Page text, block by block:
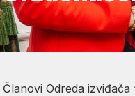
Članovi Odreda